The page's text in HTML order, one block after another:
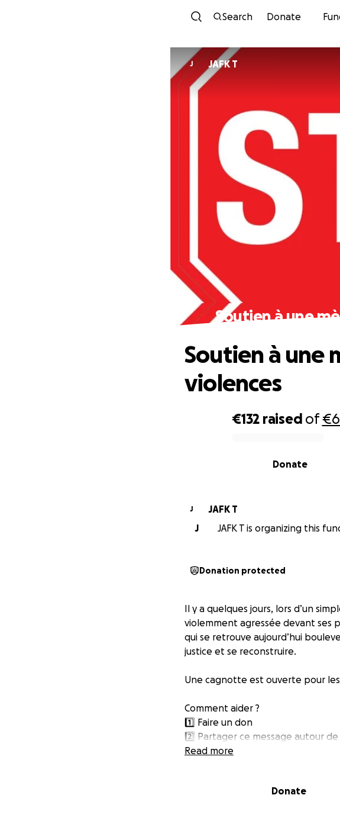
Search Donate
J JAFK T
Soutien à une
€132 raised of
Donate
Soutien à une
violences
J
JAFK T
J
JAFK T is organizing this
Donation protected
Il y a quelques jours, lors d’un
violemment agressée devant ses
qui se retrouve aujourd’hui
justice et se reconstruire.
Une cagnotte est ouverte pour les
Comment aider ?
1️⃣ Faire un don
2️⃣ Partager ce message autour de
3️⃣ Manifester votre soutien à la
Read more
Donate